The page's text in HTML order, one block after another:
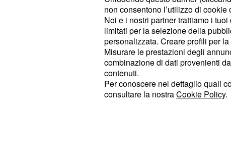
Insomma una presa di posizione
che ha suscitato un vespaio di
molti hanno puntato il dito contro la
Fatto, ritenendo che il suo
quanto meno di una donna che 'odia
non consentono l’utilizzo di
Noi e i nostri partner trattiamo i
limitati per la selezione della
personalizzata. Creare profili per
Misurare le prestazioni degli
combinazione di dati provenienti
contenuti.
Per conoscere nel dettaglio quali
consultare la nostraCookie Policy.